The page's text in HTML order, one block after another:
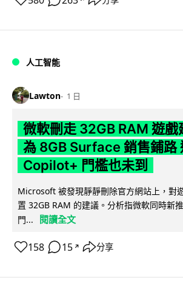
人工智能
Lawton 1 日
微軟刪走 32GB RAM 遊戲
為 8GB Surface 銷售鋪路
Copilot+ 門檻也未到
Microsoft 被發現靜靜刪除官方網站上，對
置 32GB RAM 的建議。分析指微軟同時新
門...
閱讀全文
158 15 ↗ 分享